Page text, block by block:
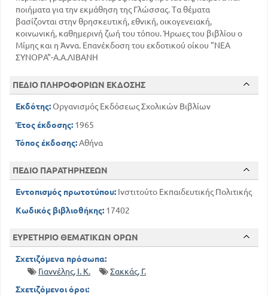
ποιήματα για την εκμάθηση της Γλώσσας. Τα θέματα
βασίζονται στην θρησκευτική, εθνική, οικογενειακή,
κοινωνική, καθημερινή ζωή του τόπου. Ήρωες του βιβλίου ο
Μίμης και η Άννα. Επανέκδοση του εκδοτικού οίκου "ΝΕΑ
ΣΥΝΟΡΑ"-Α.Α.ΛΙΒΑΝΗ
ΠΕΔΙΟ ΠΛΗΡΟΦΟΡΙΩΝ ΕΚΔΟΣΗΣ
Εκδότης:Οργανισμός Εκδόσεως Σχολικών Βιβλίων
Έτος έκδοσης: 1965
Τόπος έκδοσης:Αθήνα
ΠΕΔΙΟ ΠΑΡΑΤΗΡΗΣΕΩΝ
Εντοπισμός πρωτοτύπου: Ινστιτούτο Εκπαιδευτικής Πολιτικής
Κωδικός βιβλιοθήκης: 17402
ΕΥΡΕΤΗΡΙΟ ΘΕΜΑΤΙΚΩΝ ΟΡΩΝ
Σχετιζόμενα πρόσωπα:
Γιαννέλης, Ι. Κ.
Σακκάς, Γ.
Σχετιζόμενοι όροι: